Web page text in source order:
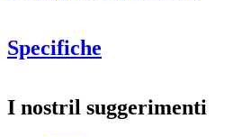
Specifiche
Numero di prodotto
I nostril suggerimenti